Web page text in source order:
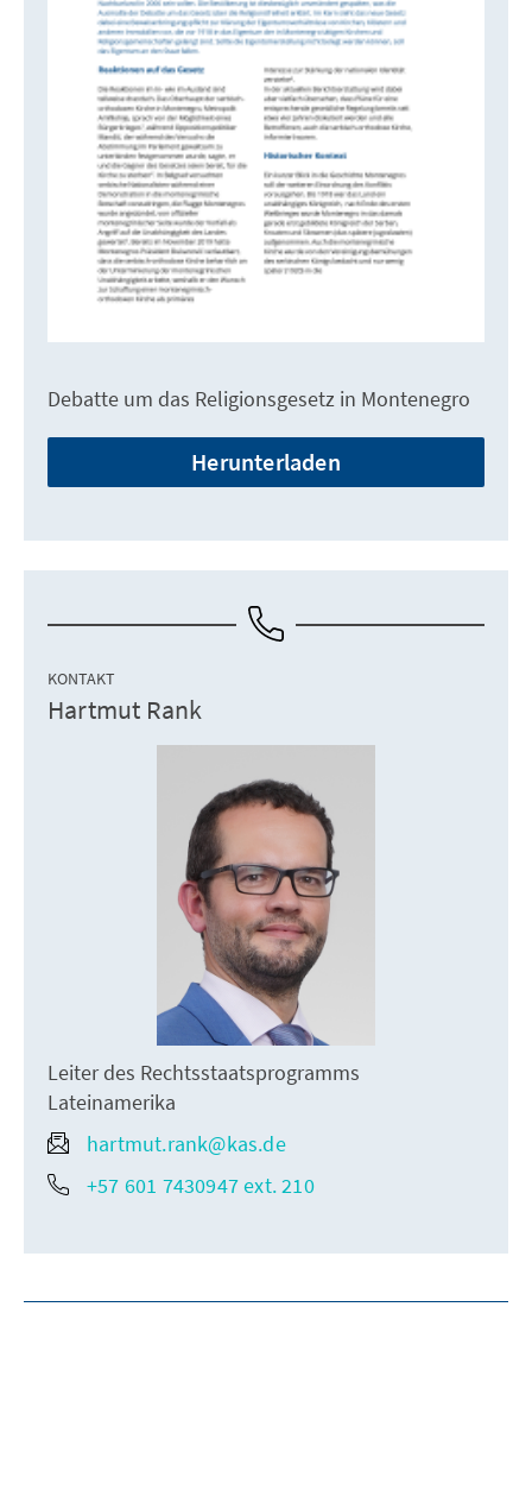
Debatte um das Religionsgesetz in Montenegro
Herunterladen
KONTAKT
Hartmut Rank
Leiter des Rechtsstaatsprogramms
Lateinamerika
hartmut.rank@kas.de
+57 601 7430947 ext. 210